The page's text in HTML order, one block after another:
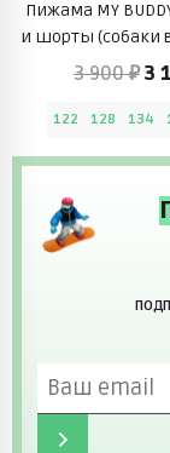
Пижама MY
и шорты (собаки
3 900 ₽3
122 128 134